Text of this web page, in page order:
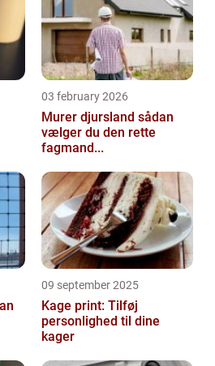
03 february 2026
Murer djursland sådan
vælger du den rette
fagmand...
09 september 2025
Kage print: Tilføj
personlighed til dine
kager